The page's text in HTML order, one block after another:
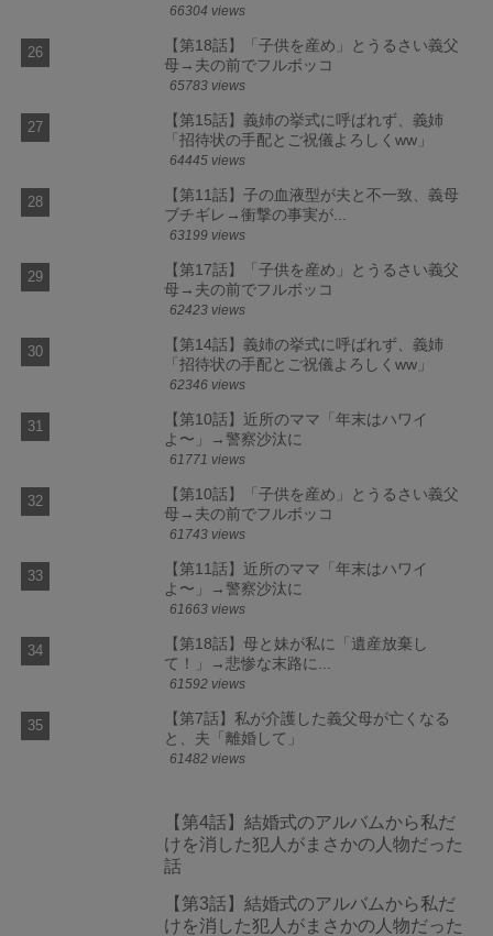
66304 views
【第18話】「子供を産め」とうるさい義父
母→夫の前でフルボッコ
65783 views
【第15話】義姉の挙式に呼ばれず、義姉
「招待状の手配とご祝儀よろしくww」
64445 views
【第11話】子の血液型が夫と不一致、義母
ブチギレ→衝撃の事実が...
63199 views
【第17話】「子供を産め」とうるさい義父
母→夫の前でフルボッコ
62423 views
【第14話】義姉の挙式に呼ばれず、義姉
「招待状の手配とご祝儀よろしくww」
62346 views
【第10話】近所のママ「年末はハワイ
よ〜」→警察沙汰に
61771 views
【第10話】「子供を産め」とうるさい義父
母→夫の前でフルボッコ
61743 views
【第11話】近所のママ「年末はハワイ
よ〜」→警察沙汰に
61663 views
【第18話】母と妹が私に「遺産放棄し
て！」→悲惨な末路に...
61592 views
【第7話】私が介護した義父母が亡くなる
と、夫「離婚して」
61482 views
【第4話】結婚式のアルバムから私だ
けを消した犯人がまさかの人物だった
話
【第3話】結婚式のアルバムから私だ
けを消した犯人がまさかの人物だった